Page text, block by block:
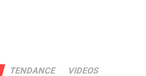
TENDANCE VIDEOS